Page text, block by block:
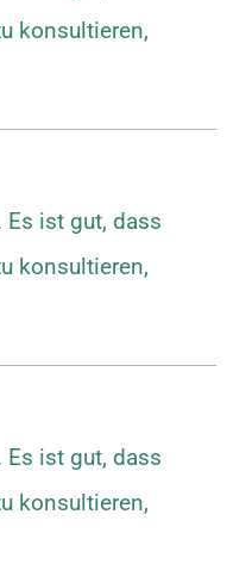
konsultieren,
ist gut, dass
konsultieren,
ist gut, dass
konsultieren,